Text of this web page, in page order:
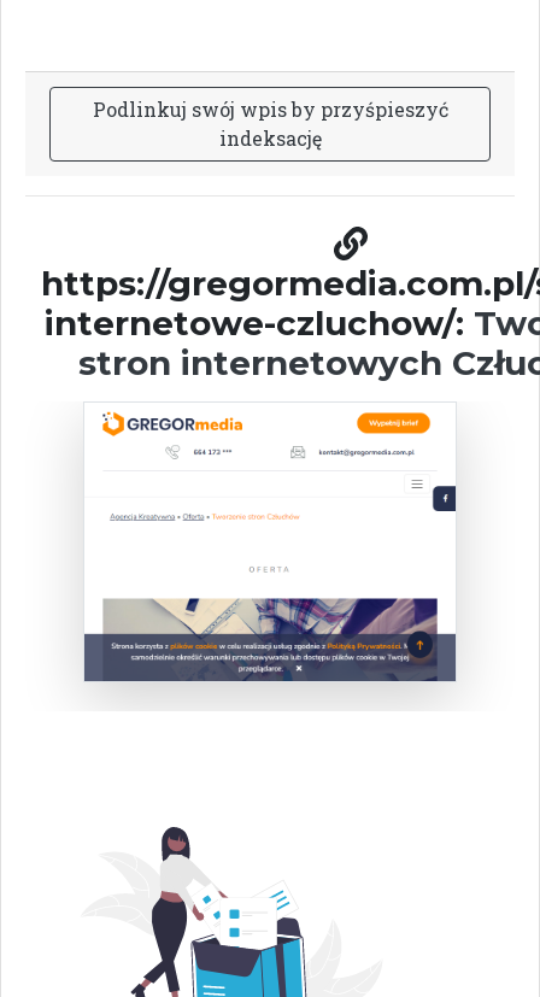
Podlinkuj swój wpisby przyśpieszyć
indeksację
https://
internetowe-czluchow/:
stron internetowych